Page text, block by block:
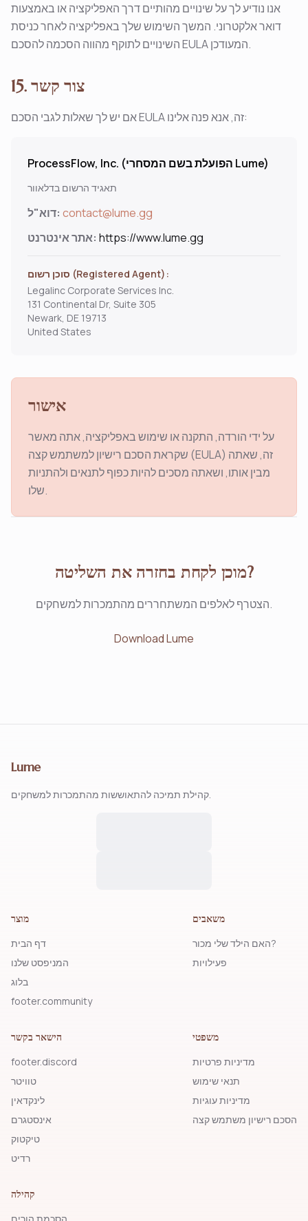
אנו נודיע לך על שינויים מהותיים דרך האפליקציה או באמצעות
דואר אלקטרוני. המשך השימוש שלך באפליקציה לאחר כניסת
השינויים לתוקף מהווה הסכמה להסכם EULA המעודכן.
15. צור קשר
אם יש לך שאלות לגבי הסכם EULA זה, אנא פנה אלינו:
ProcessFlow, Inc. (הפועלת בשם המסחרי Lume)
תאגיד הרשום בדלאוור
דוא"ל: contact@lume.gg
אתר אינטרנט: https://www.lume.gg
סוכן רשום (Registered Agent):
Legalinc Corporate Services Inc.
131 Continental Dr, Suite 305
Newark, DE 19713
United States
אישור
על ידי הורדה, התקנה או שימוש באפליקציה, אתה מאשר
שקראת הסכם רישיון למשתמש קצה (EULA) זה, שאתה
מבין אותו, ושאתה מסכים להיות כפוף לתנאים ולהתניות
שלו.
מוכן לקחת בחזרה את השליטה?
הצטרף לאלפים המשתחררים מהתמכרות למשחקים.
Download Lume
Lume
קהילת תמיכה להתאוששות מהתמכרות למשחקים.
מוצר
דף הבית
המניפסט שלנו
בלוג
footer.community
משאבים
האם הילד שלי מכור?
פעילויות
הישאר בקשר
footer.discord
טוויטר
לינקדאין
אינסטגרם
טיקטוק
רדיט
משפטי
מדיניות פרטיות
תנאי שימוש
מדיניות עוגיות
הסכם רישיון משתמש קצה
קהילה